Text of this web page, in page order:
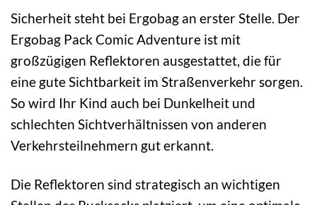
Sicherheit steht bei Ergobag an erster Stelle. Der
Ergobag Pack Comic Adventure ist mit
großzügigen Reflektoren ausgestattet, die für
eine gute Sichtbarkeit im Straßenverkehr sorgen.
So wird Ihr Kind auch bei Dunkelheit und
schlechten Sichtverhältnissen von anderen
Verkehrsteilnehmern gut erkannt.
Die Reflektoren sind strategisch an wichtigen